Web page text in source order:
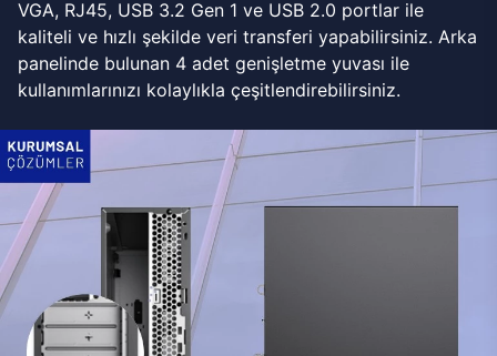
VGA, RJ45, USB 3.2 Gen 1 ve USB 2.0 portlar ile
kaliteli ve hızlı şekilde veri transferi yapabilirsiniz. Arka
panelinde bulunan 4 adet genişletme yuvası ile
kullanımlarınızı kolaylıkla çeşitlendirebilirsiniz.